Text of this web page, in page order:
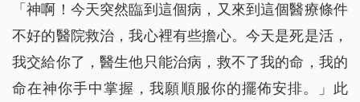
「神啊！今天突然臨到這個病，又來到這個醫療條件
不好的醫院救治，我心裡有些擔心。今天是死是活，
我交給你了，醫生他只能治病，救不了我的命，我的
命在神你手中掌握，我願順服你的擺佈安排。」此